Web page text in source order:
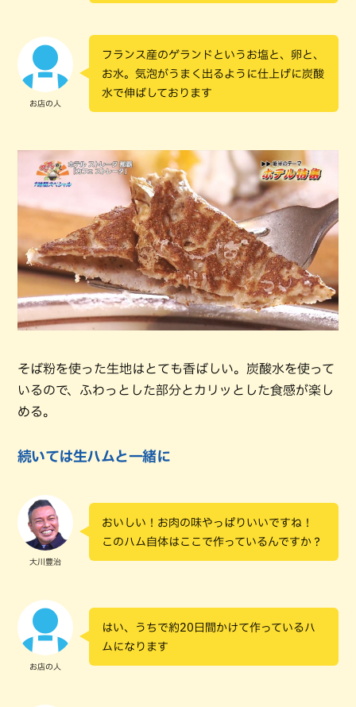
お店の人
フランス産のゲランドというお塩と、卵と、
お水。気泡がうまく出るように仕上げに炭酸
水で伸ばしております
そば粉を使った生地はとても香ばしい。炭酸水を使って
いるので、ふわっとした部分とカリッとした食感が楽し
める。
続いては生ハムと一緒に
大川豊治
おいしい！お肉の味やっぱりいいですね！
このハム自体はここで作っているんですか？
お店の人
はい、うちで約20日間かけて作っているハ
ムになります